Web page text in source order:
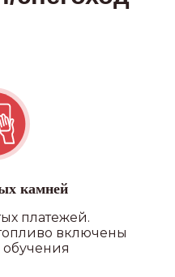
камней
платежей.
включены
обучения
СПб и ЛО,